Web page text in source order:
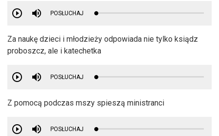
POSŁUCHAJ
Za naukę dzieci i młodzieży odpowiada nie tylko ksiądz
proboszcz, ale i katechetka
POSŁUCHAJ
Z pomocą podczas mszy spieszą ministranci
POSŁUCHAJ